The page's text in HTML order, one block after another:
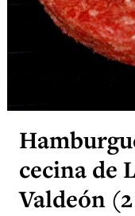
cecina de
Valdeón